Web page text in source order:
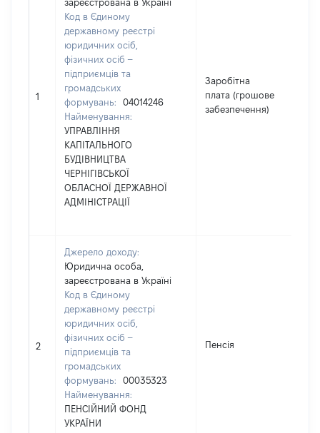
1
зареєстрована в Україні
Код в Єдиному
державному реєстрі
юридичних осіб,
фізичних осіб –
підприємців та
громадських
формувань:
04014246
Найменування:
УПРАВЛІННЯ
КАПІТАЛЬНОГО
БУДІВНИЦТВА
ЧЕРНІГІВСЬКОЇ
ОБЛАСНОЇ ДЕРЖАВНОЇ
АДМІНІСТРАЦІЇ
Заробітна
плата (грошове
забезпечення)
2
Джерело доходу:
Юридична особа,
зареєстрована в Україні
Код в Єдиному
державному реєстрі
юридичних осіб,
фізичних осіб –
підприємців та
громадських
формувань:
00035323
Найменування:
ПЕНСІЙНИЙ ФОНД
УКРАЇНИ
Пенсія